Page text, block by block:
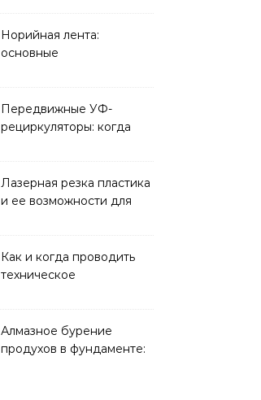
Норийная лента:
основные
и советы по выбору
Передвижные УФ-
рециркуляторы: когда
Лазерная резка пластика
и ее возможности для
Как и когда проводить
техническое
Алмазное бурение
продухов в фундаменте: